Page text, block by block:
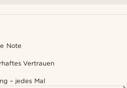
Note
Vertrauen
– jedes Mal